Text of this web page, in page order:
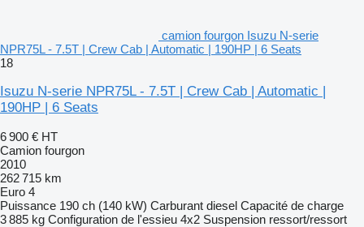
camion fourgon Isuzu N-serie
NPR75L - 7.5T | Crew Cab | Automatic | 190HP | 6 Seats
18
Isuzu N-serie NPR75L - 7.5T | Crew Cab | Automatic |
190HP | 6 Seats
6 900 € HT
Camion fourgon
2010
262 715 km
Euro 4
Puissance 190 ch (140 kW) Carburant diesel Capacité de charge
3 885 kg Configuration de l'essieu 4x2 Suspension ressort/ressort